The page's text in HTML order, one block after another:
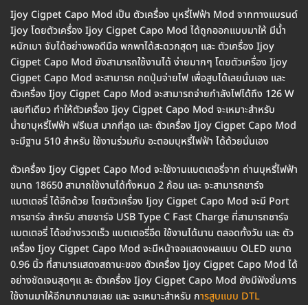
Ijoy Cigpet Capo Mod เป็น ตัวเครื่อง บุหรี่ไฟฟ้า Mod จากทางแบรนด์
Ijoy โดยตัวเครื่อง Ijoy Cigpet Capo Mod ได้ถูกออกแบบมาให้ มีน้ำ
หนักเบา จับได้อย่างพอดีมือ พกพาได้สะดวกสุดๆ และ ตัวเครื่อง Ijoy
Cigpet Capo Mod ยังสามารถใช้งานได้ ง่ายมากๆ โดยตัวเครื่อง Ijoy
Cigpet Capo Mod จะสามารถ กดปุ่มจ่ายไฟ เพื่อสูบได้เลยนั่นเอง และ
ตัวเครื่อง Ijoy Cigpet Capo Mod จะสามารถจ่ายกำลังไฟได้ถึง 126 W
เลยทีเดียว ทำให้ตัวเครื่อง Ijoy Cigpet Capo Mod จะเหมาะสำหรับ
น้ำยาบุหรี่ไฟฟ้า ฟรีเบส มากที่สุด และ ตัวเครื่อง Ijoy Cigpet Capo Mod
จะมีฐาน 510 สำหรับ ใช้งานร่วมกับ อะตอมบุหรี่ไฟฟ้า ได้ด้วยนั่นเอง
ตัวเครื่อง Ijoy Cigpet Capo Mod จะใช้งานแบตเตอรี่จาก ถ่านบุหรี่ไฟฟ้า
ขนาด 18650 สามาถใช้งานได้ทั้งหมด 2 ก้อน และ จะสามารถชาร์จ
แบตเตอรี่ ได้อีกด้วย โดยตัวเครื่อง Ijoy Cigpet Capo Mod จะมี Port
การชาร์จ สำหรับ สายชาร์จ USB Type C Fast Charge ที่สามารถชาร์จ
แบตเตอรี่ ได้อย่างรวดเร็ว แบตเตอรี่อึด ใช้งานได้นาน ตลอดทั้งวัน และ ตัว
เครื่อง Ijoy Cigpet Capo Mod จะมีหน้าจอแสดงผลแบบ OLED ขนาด
0.96 นิ้ว ที่สามารแสดงสถานะของ ตัวเครื่อง Ijoy Cigpet Capo Mod ได้
อย่างชัดเจนสุดๆแ ละ ตัวเครื่อง Ijoy Cigpet Capo Mod ยังมีฟังชั่นการ
ใช้งานมาให้อีกมากมายเลย และ จะเหมาะสำหรับ การสูบแบบ DTL